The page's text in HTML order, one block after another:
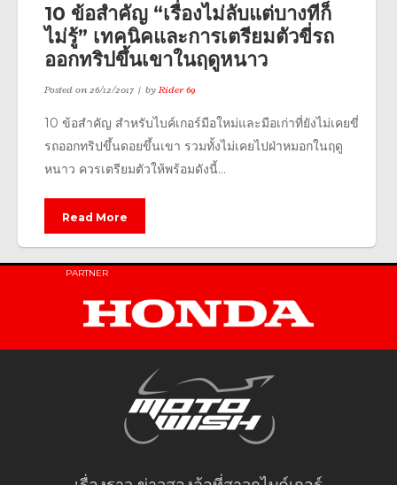
10 ข้อสำคัญ “เรื่องไม่ลับแต่บางทีก็
ไม่รู้” เทคนิคและการเตรียมตัวขี่รถ
ออกทริปขึ้นเขาในฤดูหนาว
Posted on26/12/2017 byRider 69
10 ข้อสำคัญ สำหรับไบค์เกอร์มือใหม่และมือเก่าที่ยังไม่เคยขี่
รถออกทริปขึ้นดอยขึ้นเขา รวมทั้งไม่เคยไปฝ่าหมอกในฤดู
หนาว ควรเตรียมตัวให้พร้อมดังนี้...
Read More
PARTNER